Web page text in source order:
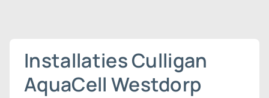
Installaties Culligan
AquaCell Westdorp